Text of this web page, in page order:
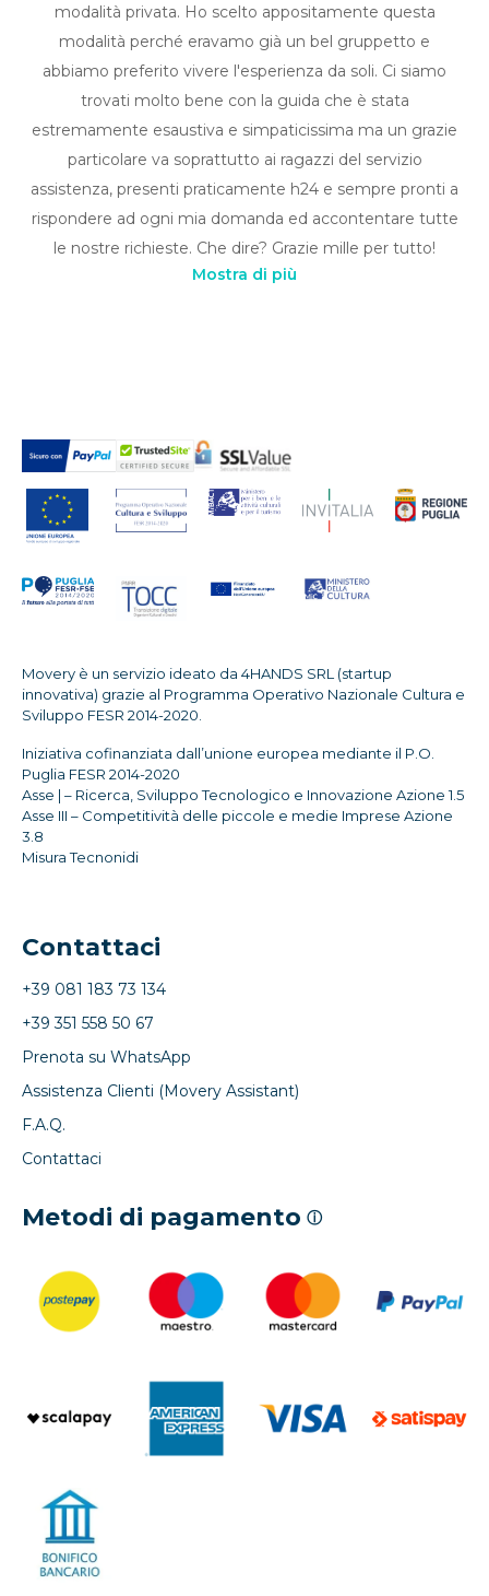
modalità privata. Ho scelto appositamente questa
modalità perché eravamo già un bel gruppetto e
abbiamo preferito vivere l'esperienza da soli. Ci siamo
trovati molto bene con la guida che è stata
estremamente esaustiva e simpaticissima ma un grazie
particolare va soprattutto ai ragazzi del servizio
assistenza, presenti praticamente h24 e sempre pronti a
rispondere ad ogni mia domanda ed accontentare tutte
le nostre richieste. Che dire? Grazie mille per tutto!
Mostra di più
Movery è un servizio ideato da 4HANDS SRL (startup
innovativa) grazie al Programma Operativo Nazionale Cultura e
Sviluppo FESR 2014-2020.
Iniziativa cofinanziata dall’unione europea mediante il P.O.
Puglia FESR 2014-2020
Asse | – Ricerca, Sviluppo Tecnologico e Innovazione Azione 1.5
Asse III – Competitività delle piccole e medie Imprese Azione
3.8
Misura Tecnonidi
Contattaci
+39 081 183 73 134
+39 351 558 50 67
Prenota su WhatsApp
Assistenza Clienti (Movery Assistant)
F.A.Q.
Contattaci
Metodi di pagamento ⓘ